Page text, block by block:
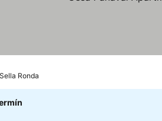
hvězdiček
Ronda